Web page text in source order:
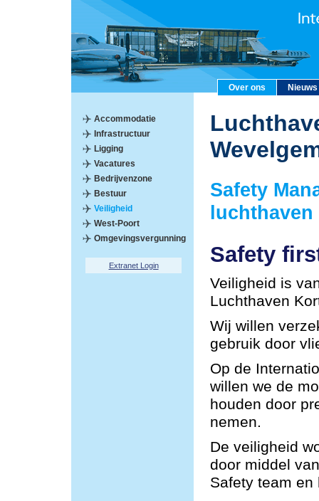
Over ons Nieuws
Accommodatie
Infrastructuur
Ligging
Vacatures
Bedrijvenzone
Bestuur
Veiligheid
West-Poort
Omgevingsvergunning
Extranet Login
Safety
luchthaven
Safety
Veiligheid is
Luchthaven
Wij willen
gebruik door
Op de
willen we de
houden door
nemen.
De veiligheid
door middel
Safety team